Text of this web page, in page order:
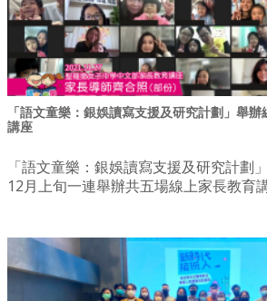
「語文童樂：銀娛讀寫支援及研究計劃」舉
講座
「語文童樂：銀娛讀寫支援及研究計劃
12月上旬一連舉辦共五場線上家長教育講